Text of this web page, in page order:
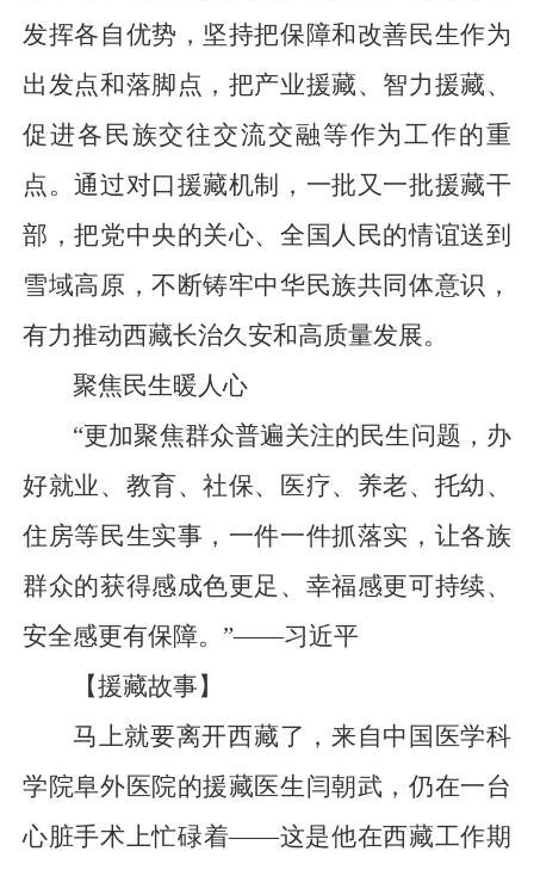
发挥各自优势，坚持把保障和改善民生作为
出发点和落脚点，把产业援藏、智力援藏、
促进各民族交往交流交融等作为工作的重
点。通过对口援藏机制，一批又一批援藏干
部，把党中央的关心、全国人民的情谊送到
雪域高原，不断铸牢中华民族共同体意识，
有力推动西藏长治久安和高质量发展。
聚焦民生暖人心
“更加聚焦群众普遍关注的民生问题，办
好就业、教育、社保、医疗、养老、托幼、
住房等民生实事，一件一件抓落实，让各族
群众的获得感成色更足、幸福感更可持续、
安全感更有保障。”——习近平
【援藏故事】
马上就要离开西藏了，来自中国医学科
学院阜外医院的援藏医生闫朝武，仍在一台
心脏手术上忙碌着——这是他在西藏工作期